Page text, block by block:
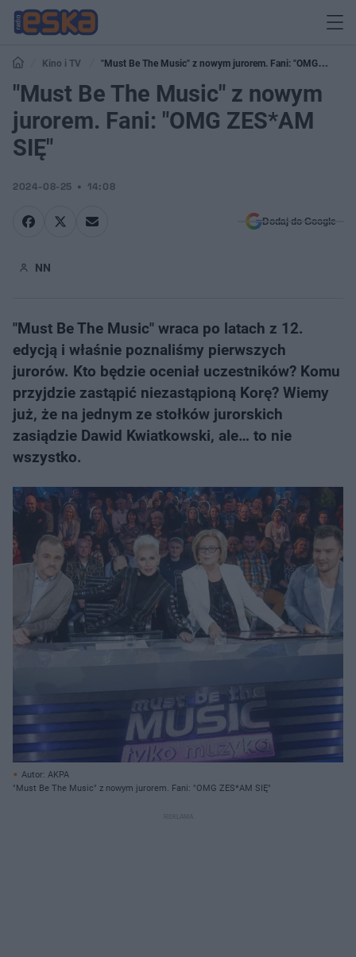
Kino i TV
"Must Be The Music" z nowym jurorem. Fani: "OMG
ZES*AM SIĘ"
"Must Be The Music" z nowym
jurorem. Fani: "OMG ZES*AM
SIĘ"
2024-08-25 14:08
Dodaj do Google
NN
"Must Be The Music" wraca po latach z 12.
edycją i właśnie poznaliśmy pierwszych
jurorów. Kto będzie oceniał uczestników? Komu
przyjdzie zastąpić niezastąpioną Korę? Wiemy
już, że na jednym ze stołków jurorskich
zasiądzie Dawid Kwiatkowski, ale… to nie
wszystko.
Autor: AKPA
"Must Be The Music" z nowym jurorem. Fani: "OMG ZES*AM SIĘ"